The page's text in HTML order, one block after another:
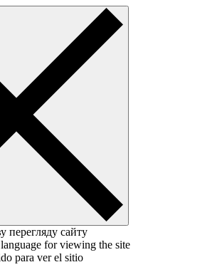
перегляду сайту
for viewing the site
para ver el sitio